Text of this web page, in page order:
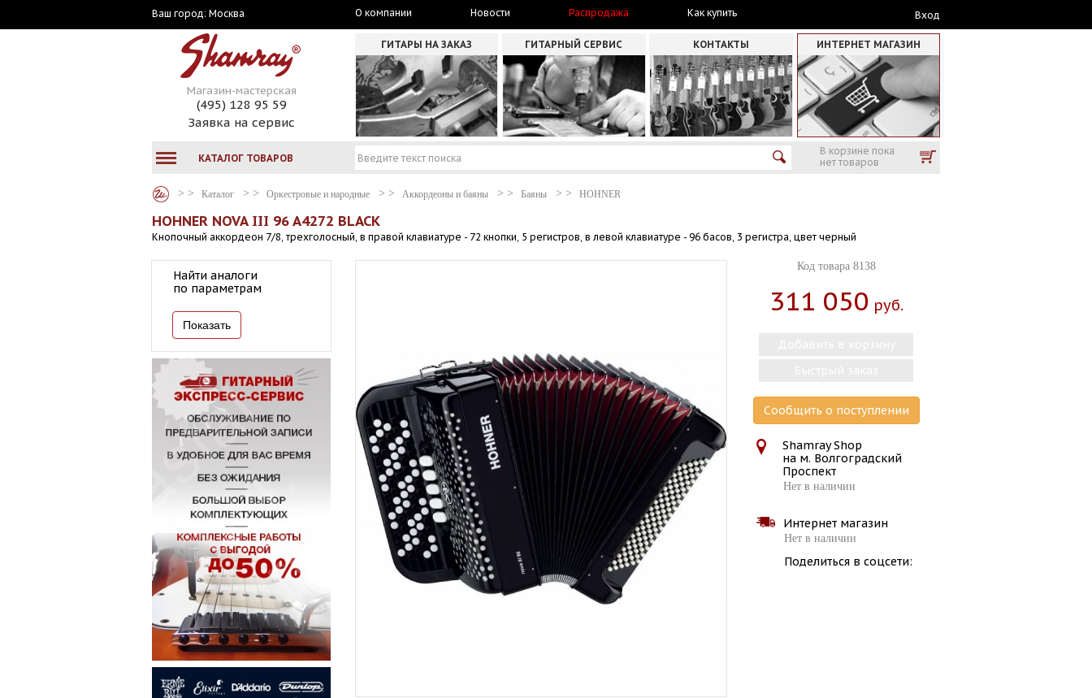
Ваш город: Москва О компании Новости Распродажа Как купить Вход
Магазин-мастерская
(495) 128 95 59
Заявка на сервис
ГИТАРЫ НА ЗАКАЗ ГИТАРНЫЙ СЕРВИС КОНТАКТЫ ИНТЕРНЕТ МАГАЗИН
КАТАЛОГ ТОВАРОВ
В корзине пока
нет товаров
Каталог Оркестровые и народные Аккордеоны и баяны Баяны HOHNER
HOHNER NOVA III 96 A4272 BLACK
Кнопочный аккордеон 7/8, трехголосный, в правой клавиатуре - 72 кнопки, 5 регистров, в левой клавиатуре - 96 басов, 3 регистра, цвет черный
Найти аналоги
по параметрам
Код товара 8138
311 050 Руб.
Сообщить о поступлении
Shamray Shop
на м. Волгоградский
Проспект
Нет в наличии
Интернет магазин
Нет в наличии
Поделиться в соцсети: